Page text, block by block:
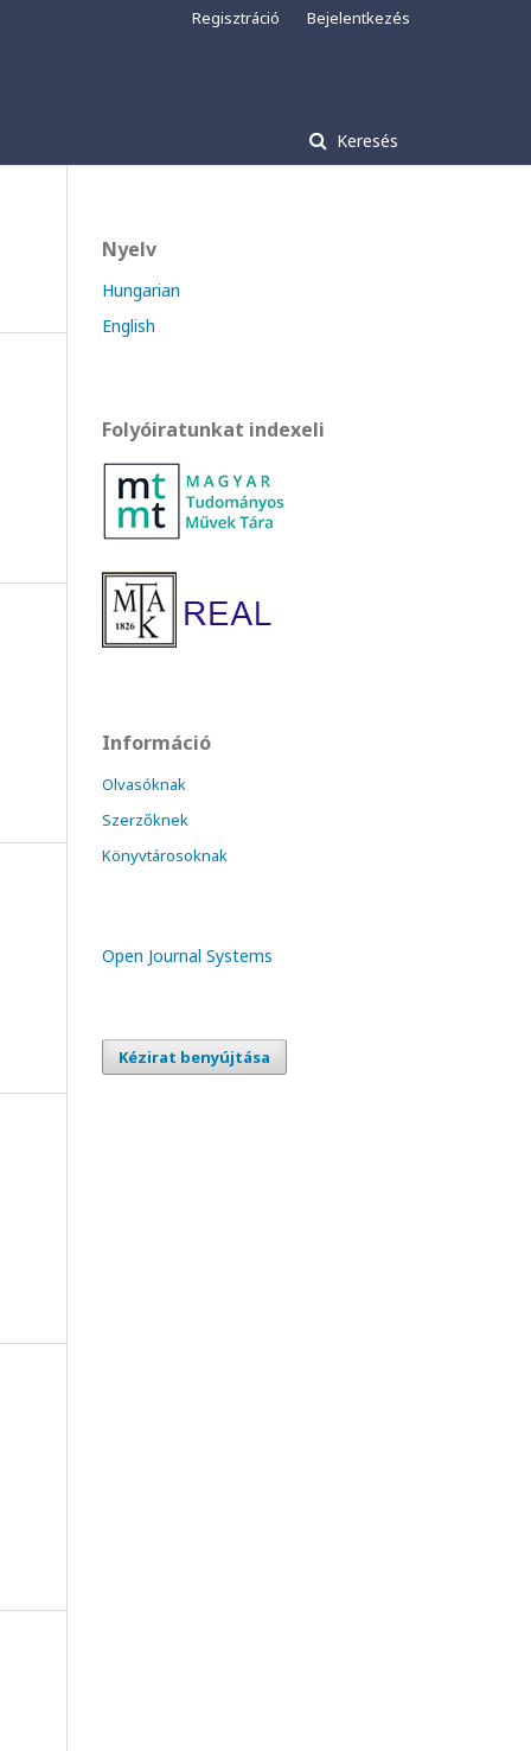
Keresés
Regisztráció Bejelentkezés
Nyelv
Hungarian
English
Folyóiratunkat indexeli
Információ
Olvasóknak
Szerzőknek
Könyvtárosoknak
Open Journal Systems
Kézirat benyújtása